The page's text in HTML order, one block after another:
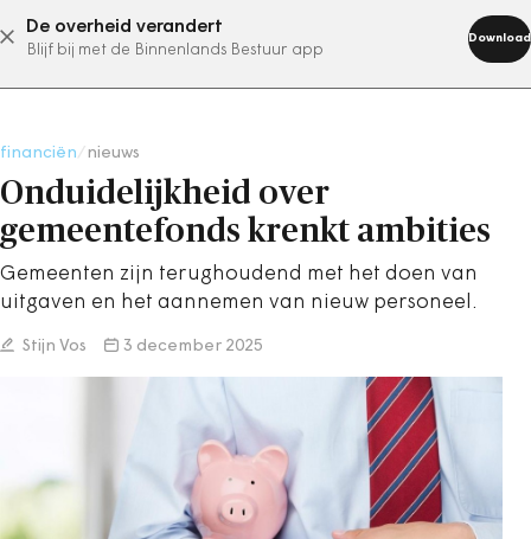
De overheid verandert
Blijf bij met de Binnenlands Bestuur app
Download
abonneer nu
financiën nieuws
Onduidelijkheid over
gemeentefonds krenkt ambities
Gemeenten zijn terughoudend met het doen van
uitgaven en het aannemen van nieuw personeel.
Stijn Vos 3 december 2025